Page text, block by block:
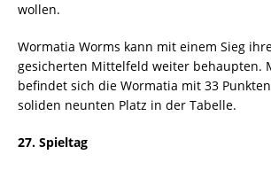
wollen.
Wormatia Worms kann mit einem Sieg
gesicherten Mittelfeld weiter behaupten.
befindet sich die Wormatia mit 33
soliden neunten Platz in der Tabelle.
27. Spieltag